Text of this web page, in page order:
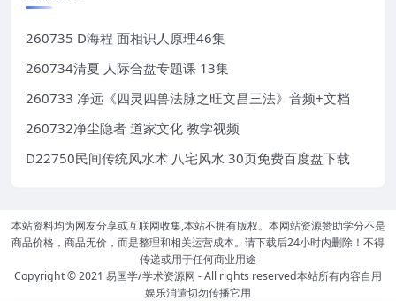
260735 D海程 面相识人原理46集
260734清夏 人际合盘专题课 13集
260733 净远《四灵四兽法脉之旺文昌三法》音频+文档
260732净尘隐者 道家文化 教学视频
D22750民间传统风水术 八宅风水 30页免费百度盘下载
本站资料均为网友分享或互联网收集,本站不拥有版权。本网站资源赞助学分不是
商品价格，商品无价，而是整理和相关运营成本。请下载后24小时内删除！不得
传递或用于任何商业用途
Copyright © 2021 易国学/学术资源网 - All rights reserved本站所有内容自用
娱乐消遣切勿传播它用